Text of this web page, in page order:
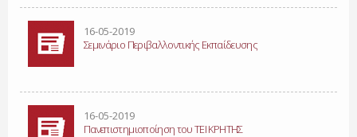
16-05-2019
Σεμινάριο Περιβαλλοντικής Εκπαίδευσης
16-05-2019
Πανεπιστημιοποίηση του ΤΕΙ ΚΡΗΤΗΣ